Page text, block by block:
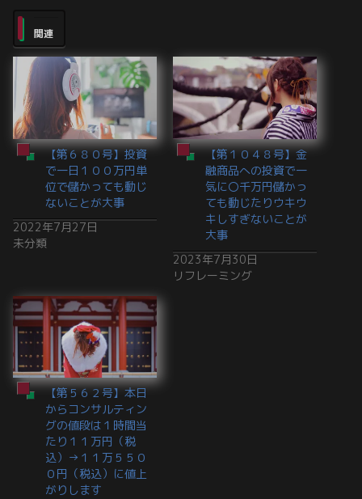
関連
【第６８０号】投資
で一日１００万円単
位で儲かっても動じ
ないことが大事
2022年7月27日
未分類
【第１０４８号】金
融商品への投資で一
気に〇千万円儲かっ
ても動じたりウキウ
キしすぎないことが
大事
2023年7月30日
リフレーミング
【第５６２号】本日
からコンサルティン
グの値段は１時間当
たり１１万円（税
込）→１１万５５０
０円（税込）に値上
がりします